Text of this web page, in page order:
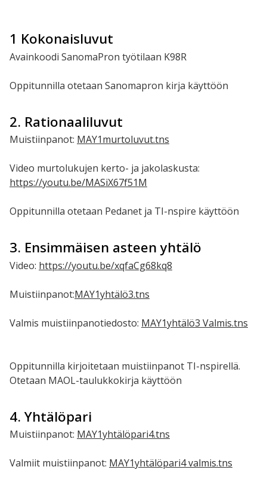
1 Kokonaisluvut
Avainkoodi SanomaPron työtilaan K98R
Oppitunnilla otetaan Sanomapron kirja käyttöön
2. Rationaaliluvut
Muistiinpanot: MAY1murtoluvut.tns
Video murtolukujen kerto- ja jakolaskusta:
https://youtu.be/MASiX67f51M
Oppitunnilla otetaan Pedanet ja TI-nspire käyttöön
3. Ensimmäisen asteen yhtälö
Video: https://youtu.be/xqfaCg68kq8
Muistiinpanot:MAY1yhtälö3.tns
Valmis muistiinpanotiedosto: MAY1yhtälö3 Valmis.tns
Oppitunnilla kirjoitetaan muistiinpanot TI-nspirellä.
Otetaan MAOL-taulukkokirja käyttöön
4. Yhtälöpari
Muistiinpanot: MAY1yhtälöpari4.tns
Valmiit muistiinpanot: MAY1yhtälöpari4 valmis.tns